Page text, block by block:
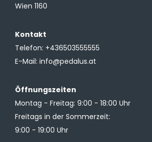
Wien 1160
Kontakt
Telefon: +436503555555
E-Mail: info@pedalus.at
Öffnungszeiten
Montag - Freitag: 9:00 - 18:00 Uhr
Freitags in der Sommerzeit:
9:00 - 19:00 Uhr